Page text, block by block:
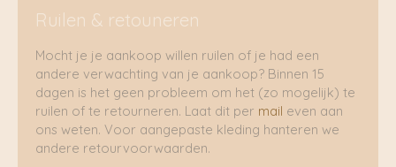
Ruilen & retouneren
Mocht je je aankoop willen ruilen of je had een
andere verwachting van je aankoop? Binnen 15
dagen is het geen probleem om het (zo mogelijk) te
ruilen of te retourneren. Laat dit per mail even aan
ons weten. Voor aangepaste kleding hanteren we
andere retourvoorwaarden.